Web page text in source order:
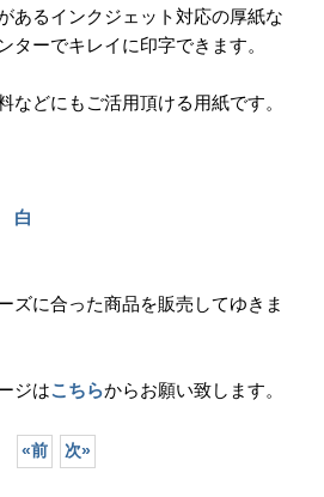
あるインクジェット対応の厚紙な
ターでキレイに印字できます。
などにもご活用頂ける用紙です。
白
ズに合った商品を販売してゆきま
ジはこちらからお願い致します。
«前 次»